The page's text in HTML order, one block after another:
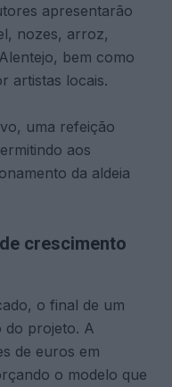
apresentarão
nozes, arroz,
bem como
artistas locais.
uma refeição
aos
da aldeia
crescimento
o final de um
do projeto. A
de euros em
o modelo que